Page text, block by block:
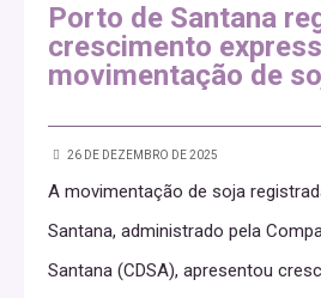
Porto de Santana
crescimento
movimentação de
26 DE DEZEMBRO DE 2025
A movimentação de soja
Santana, administrado pela
Santana (CDSA), apresentou